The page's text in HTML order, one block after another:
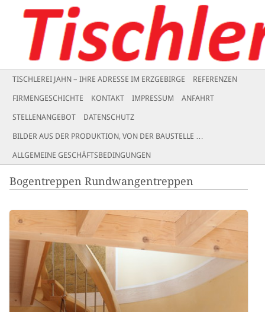
Tischlerei Jahn
Main menu
SKIP
CONTENT
TISCHLEREI JAHN – IHRE ADRESSE IM ERZGEBIRGE REFERENZEN
FIRMENGESCHICHTE KONTAKT IMPRESSUM ANFAHRT
STELLENANGEBOT DATENSCHUTZ
BILDER AUS DER PRODUKTION, VON DER BAUSTELLE …
ALLGEMEINE GESCHÄFTSBEDINGUNGEN
Bogentreppen Rundwangentreppen